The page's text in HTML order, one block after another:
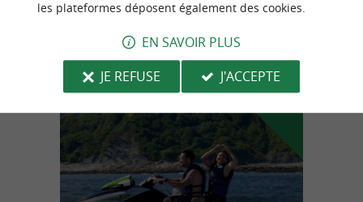
n
o
t
r
e
c
o
u
p
d
e
c
o
e
u
r
les plateformes déposent également des cookies.
EN SAVOIR PLUS
JE REFUSE
J'ACCEPTE